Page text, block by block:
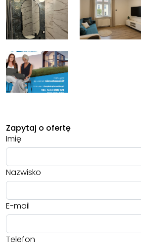
Zapytaj o ofertę
Imię
Nazwisko
E-mail
Telefon